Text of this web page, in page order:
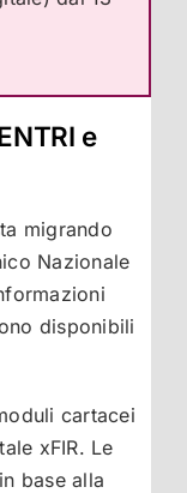
e
migrando
Nazionale
disponibili
cartacei
xFIR. Le
base alla